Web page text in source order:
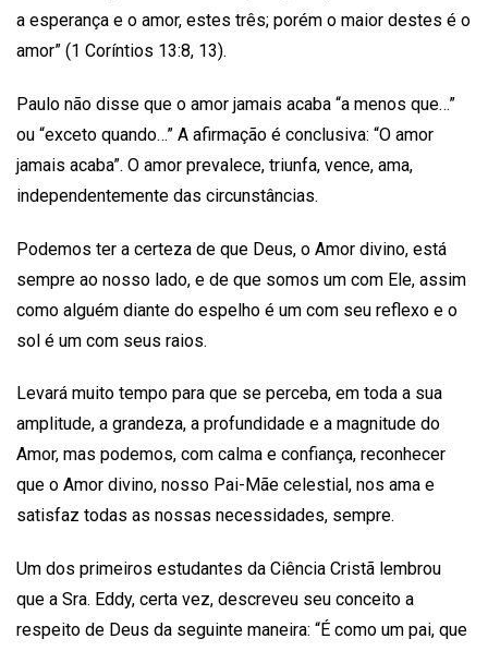
a esperança e o amor, estes três; porém o maior destes é o
amor” (1 Coríntios 13:8, 13).
Paulo não disse que o amor jamais acaba “a menos que…”
ou “exceto quando…” A afirmação é conclusiva: “O amor
jamais acaba”. O amor prevalece, triunfa, vence, ama,
independentemente das circunstâncias.
Podemos ter a certeza de que Deus, o Amor divino, está
sempre ao nosso lado, e de que somos um com Ele, assim
como alguém diante do espelho é um com seu reflexo e o
sol é um com seus raios.
Levará muito tempo para que se perceba, em toda a sua
amplitude, a grandeza, a profundidade e a magnitude do
Amor, mas podemos, com calma e confiança, reconhecer
que o Amor divino, nosso Pai-Mãe celestial, nos ama e
satisfaz todas as nossas necessidades, sempre.
Um dos primeiros estudantes da Ciência Cristã lembrou
que a Sra. Eddy, certa vez, descreveu seu conceito a
respeito de Deus da seguinte maneira: “É como um pai, que